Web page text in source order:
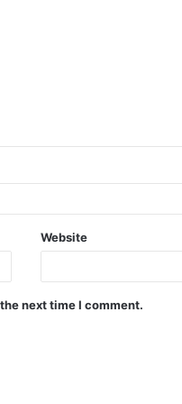
Website
next time I comment.